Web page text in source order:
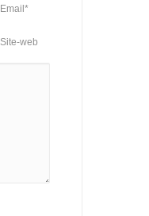
Email*
Site-web